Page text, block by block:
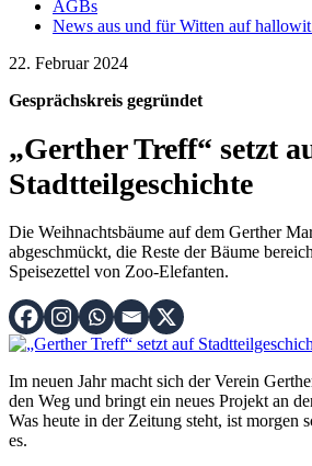
AGBs
News aus und für Witten auf
22. Februar 2024
Gesprächskreis gegründet
„Gerther Treff“ setzt
Stadtteilgeschichte
Die Weihnachtsbäume auf dem Gerther
abgeschmückt, die Reste der Bäume
Speisezettel von Zoo-Elefanten.
Im neuen Jahr macht sich der Verein
den Weg und bringt ein neues Projekt an
Was heute in der Zeitung steht, ist morgen
es.